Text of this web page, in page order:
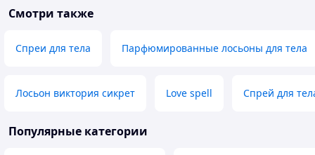
Смотри также
Спреи для тела Парфюмированные лосьоны для тела
Лосьон виктория сикрет Love spell Спрей для
Популярные категории